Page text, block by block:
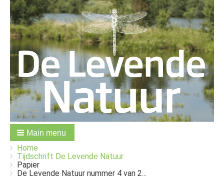
Main menu
Breadcrumbs
You
are
here:
Home
Tijdschrift De Levende Natuur
Papier
De Levende Natuur nummer 4 van 2...